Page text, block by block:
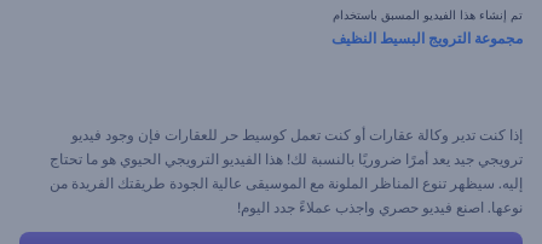
تم إنشاء هذا الفيديو المسبق باستخدام
مجموعة الترويج البسيط النظيف
إذا كنت تدير وكالة عقارات أو كنت تعمل كوسيط حر للعقارات فإن وجود فيديو
ترويجي جيد يعد أمرًا ضروريًا بالنسبة لك! هذا الفيديو الترويجي الحيوي هو ما تحتاج
إليه. سيظهر تنوع المناظر الملونة مع الموسيقى عالية الجودة طريقتك الفريدة من
نوعها. اصنع فيديو حصري واجذب عملاءً جدد اليوم!